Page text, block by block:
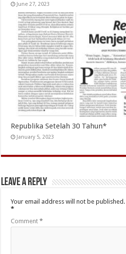
June 27, 2023
Republika Setelah 30 Tahun*
January 5, 2023
Leave a Reply
Your email address will not be published.
*
Comment*